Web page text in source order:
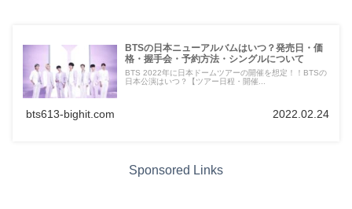
BTSの日本ニューアルバムはいつ？発売日・価
格・握手会・予約方法・シングルについて
BTS 2022年に日本ドームツアーの開催を想定！！BTSの
日本公演はいつ？【ツアー日程・開催...
bts613-bighit.com 2022.02.24
Sponsored Links